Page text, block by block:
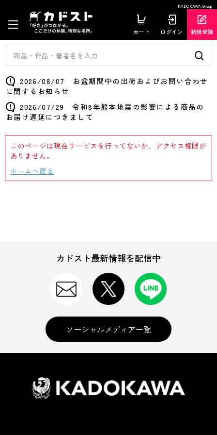
KADOKAWA Group
カート ログイン 新規登録
2026/08/07 お盆期間中の出荷およびお問い合わせ
に関するお知らせ
2026/07/29 令和8年熊本地震の影響による商品の
お届け遅延につきまして
このページは現在サービスを行ってないか、アクセス権限が
ありません。
ホームへ戻る
カドスト最新情報を配信中
ソーシャルメディア一覧